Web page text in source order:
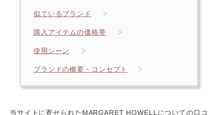
似ているブランド
購入アイテムの価格帯
使用シーン
ブランドの概要・コンセプト
当サイトに寄せられたMARGARET HOWELLについての口コ